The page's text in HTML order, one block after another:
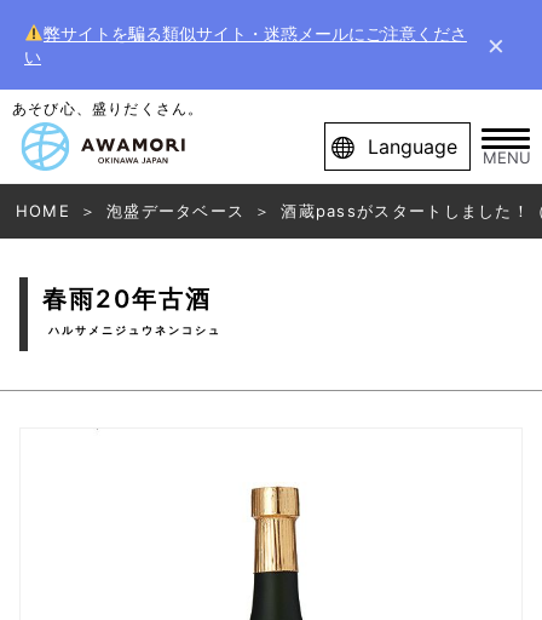
弊サイトを騙る類似サイト・迷惑メールにご注意くださ
い
×
あそび心、盛りだくさん。
Language MENU
HOME 泡盛データベース 酒蔵passがスタートしました！
春雨20年古酒
ハルサメニジュウネンコシュ